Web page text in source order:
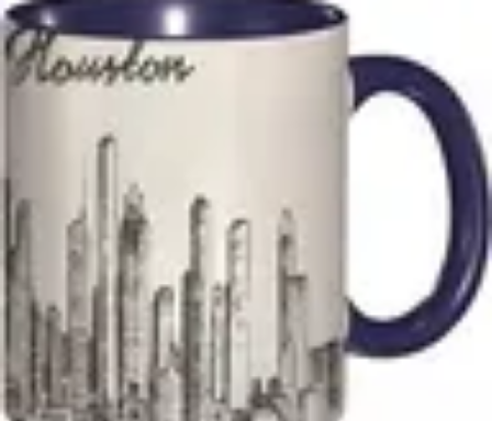
Voyage Inoubliable
AventurePlanificationDestinationsVoyage et Écologie